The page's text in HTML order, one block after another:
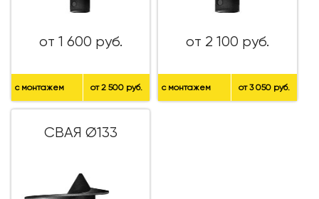
от 1 600 руб.
с монтажем от 2 500 руб.
от 2 100 руб.
с монтажем от 3 050 руб.
СВАЯ Ø133